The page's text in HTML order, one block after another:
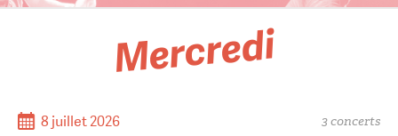
Mercredi
8 juillet 2026 3 concerts